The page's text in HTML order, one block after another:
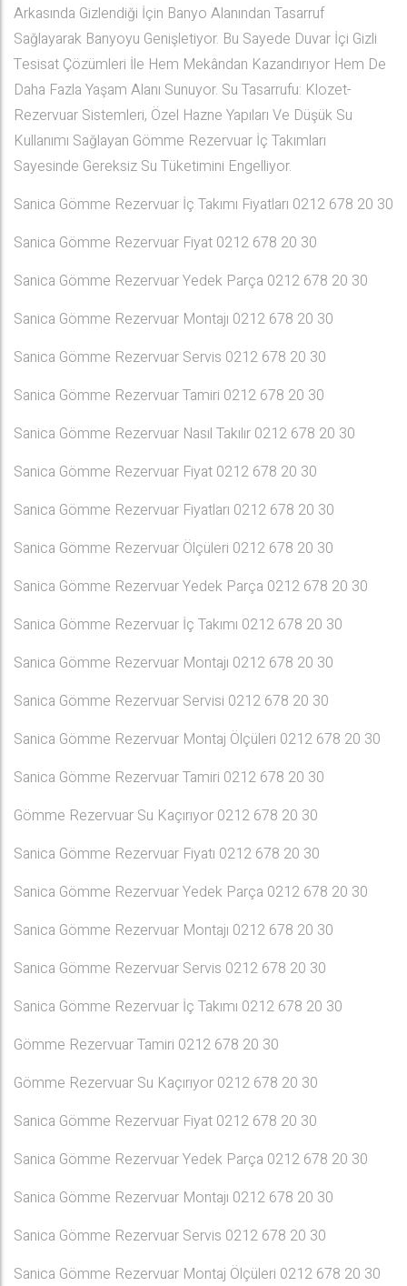
Arkasında Gizlendiği İçin Banyo Alanından Tasarruf
Sağlayarak Banyoyu Genişletiyor. Bu Sayede Duvar İçi Gizli
Tesisat Çözümleri İle Hem Mekândan Kazandırıyor Hem De
Daha Fazla Yaşam Alanı Sunuyor. Su Tasarrufu: Klozet-
Rezervuar Sistemleri, Özel Hazne Yapıları Ve Düşük Su
Kullanımı Sağlayan Gömme Rezervuar İç Takımları
Sayesinde Gereksiz Su Tüketimini Engelliyor.
Sanica Gömme Rezervuar İç Takımı Fiyatları 0212 678 20 30
Sanica Gömme Rezervuar Fiyat 0212 678 20 30
Sanica Gömme Rezervuar Yedek Parça 0212 678 20 30
Sanica Gömme Rezervuar Montajı 0212 678 20 30
Sanica Gömme Rezervuar Servis 0212 678 20 30
Sanica Gömme Rezervuar Tamiri 0212 678 20 30
Sanica Gömme Rezervuar Nasıl Takılır 0212 678 20 30
Sanica Gömme Rezervuar Fiyat 0212 678 20 30
Sanica Gömme Rezervuar Fiyatları 0212 678 20 30
Sanica Gömme Rezervuar Ölçüleri 0212 678 20 30
Sanica Gömme Rezervuar Yedek Parça 0212 678 20 30
Sanica Gömme Rezervuar İç Takımı 0212 678 20 30
Sanica Gömme Rezervuar Montajı 0212 678 20 30
Sanica Gömme Rezervuar Servisi 0212 678 20 30
Sanica Gömme Rezervuar Montaj Ölçüleri 0212 678 20 30
Sanica Gömme Rezervuar Tamiri 0212 678 20 30
Gömme Rezervuar Su Kaçırıyor 0212 678 20 30
Sanica Gömme Rezervuar Fiyatı 0212 678 20 30
Sanica Gömme Rezervuar Yedek Parça 0212 678 20 30
Sanica Gömme Rezervuar Montajı 0212 678 20 30
Sanica Gömme Rezervuar Servis 0212 678 20 30
Sanica Gömme Rezervuar İç Takımı 0212 678 20 30
Gömme Rezervuar Tamiri 0212 678 20 30
Gömme Rezervuar Su Kaçırıyor 0212 678 20 30
Sanica Gömme Rezervuar Fiyat 0212 678 20 30
Sanica Gömme Rezervuar Yedek Parça 0212 678 20 30
Sanica Gömme Rezervuar Montajı 0212 678 20 30
Sanica Gömme Rezervuar Servis 0212 678 20 30
Sanica Gömme Rezervuar Montaj Ölçüleri 0212 678 20 30